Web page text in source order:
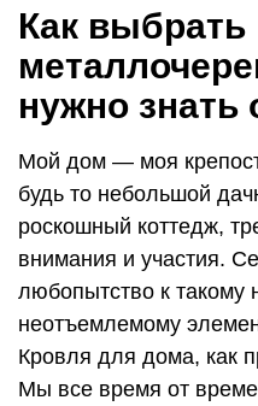
Как выбрать
нужно знать
Мой дом — моя
будь то небольшой
роскошный коттедж,
внимания и участия.
любопытство к такому
неотъемлемому
Кровля для дома, как
Мы все время от